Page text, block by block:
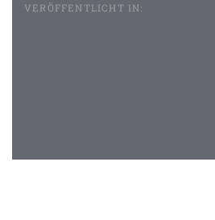
VERÖFFENTLICHT IN: